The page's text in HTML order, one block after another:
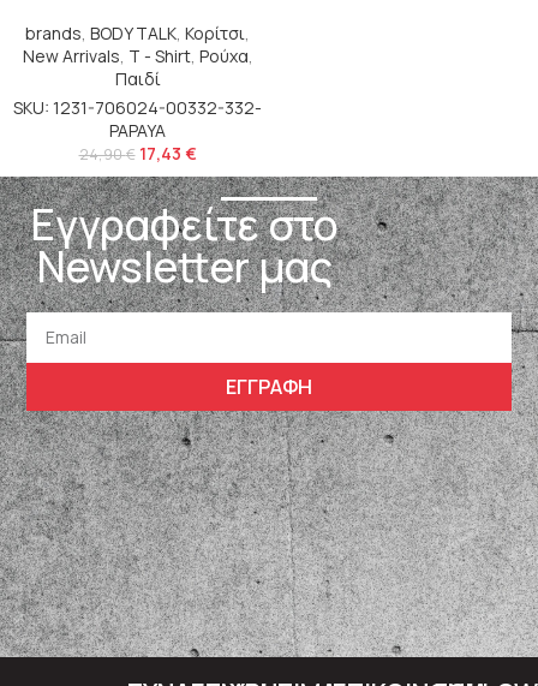
brands, BODY TALK, Κορίτσι,
New Arrivals, T - Shirt, Ρούχα,
Παιδί
SKU: 1231-706024-00332-332-
PAPAYA
24,90€ 17,43 €
Εγγραφείτε στο
Newsletter μας
ΕΓΓΡΑΦΗ